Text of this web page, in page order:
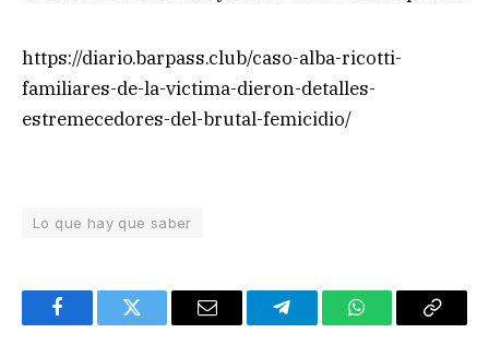
https://diario.barpass.club/caso-alba-ricotti-
familiares-de-la-victima-dieron-detalles-
estremecedores-del-brutal-femicidio/
Lo que hay que saber
FacebookTwitter Email TelegramWhatsAppCopy